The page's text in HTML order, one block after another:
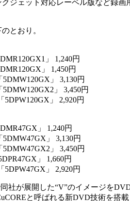
ジェット対応レーベル版など録画
とおり。
」 1,240円
」 1,450円
」 3,130円
」 3,450円
」 2,920円
」 1,240円
」 3,130円
」 3,450円
」 1,660円
」 2,920円
社が展開した“V”のイメージを
と呼ばれる新DVD技術を搭